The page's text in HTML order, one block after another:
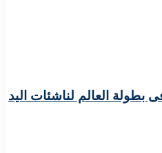
بطولة العالم لناشئات اليد